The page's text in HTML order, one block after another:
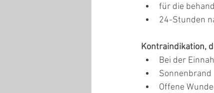
für die
24-Stunden
Kontraindikation,
Bei der
Sonnenbrand
Offene